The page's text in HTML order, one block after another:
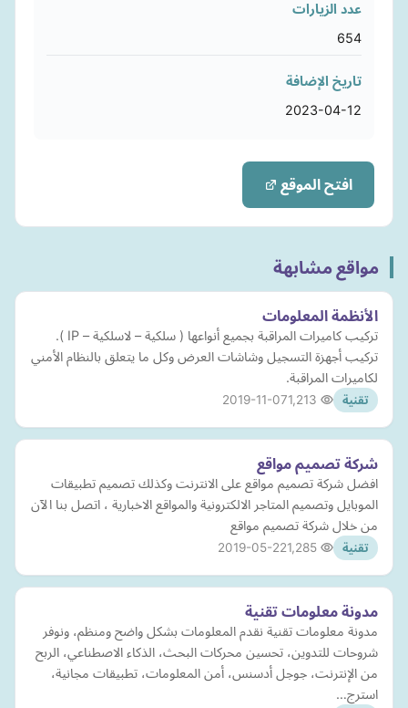
عدد الزيارات
654
تاريخ الإضافة
2023-04-12
افتح الموقع
مواقع مشابهة
الأنظمة المعلومات
تركيب كاميرات المراقبة بجميع أنواعها ( سلكية – لاسلكية – IP ).
تركيب أجهزة التسجيل وشاشات العرض وكل ما يتعلق بالنظام الأمني
لكاميرات المراقبة.
تقنية 2019-11-07
شركة تصميم مواقع
افضل شركة تصميم مواقع على الانترنت وكذلك تصميم تطبيقات
الموبايل وتصميم المتاجر الالكترونية والمواقع الاخبارية ، اتصل بنا الآن
من خلال شركة تصميم مواقع
تقنية 2019-05-22
مدونة معلومات تقنية
مدونة معلومات تقنية نقدم المعلومات بشكل واضح ومنظم، ونوفر
شروحات للتدوين، تحسين محركات البحث، الذكاء الاصطناعي، الربح
من الإنترنت، جوجل أدسنس، أمن المعلومات، تطبيقات مجانية،
استرج…